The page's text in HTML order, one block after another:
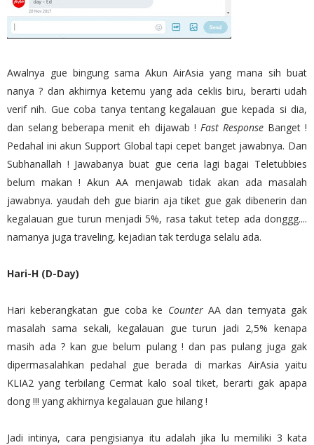
Awalnya gue bingung sama Akun AirAsia yang mana sih buat
nanya ? dan akhirnya ketemu yang ada ceklis biru, berarti udah
verif nih. Gue coba tanya tentang kegalauan gue kepada si dia,
dan selang beberapa menit eh dijawab ! Fast ResponseBanget !
Pedahal ini akun Support Global tapi cepet banget jawabnya. Dan
Subhanallah ! Jawabanya buat gue ceria lagi bagai Teletubbies
belum makan ! Akun AA menjawab tidak akan ada masalah
jawabnya. yaudah deh gue biarin aja tiket gue gak dibenerin dan
kegalauan gue turun menjadi 5%, rasa takut tetep ada donggg....
namanya juga traveling, kejadian tak terduga selalu ada.
Hari-H (D-Day)
Hari keberangkatan gue coba ke CounterAA dan ternyata gak
masalah sama sekali, kegalauan gue turun jadi 2,5% kenapa
masih ada ? kan gue belum pulang ! dan pas pulang juga gak
dipermasalahkan pedahal gue berada di markas AirAsia yaitu
KLIA2 yang terbilang Cermat kalo soal tiket, berarti gak apapa
dong !!! yang akhirnya kegalauan gue hilang !
Jadi intinya, cara pengisianya itu adalah jika lu memiliki 3 kata